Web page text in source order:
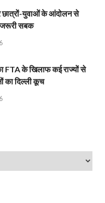
छात्रों-युवाओं के आंदोलन से
सबक
FTA के खिलाफ कई राज्यों से
का दिल्ली कूच